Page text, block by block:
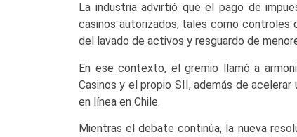
La industria advirtió que el pago de
casinos autorizados, tales como controles
del lavado de activos y resguardo de
En ese contexto, el gremio llamó a
Casinos y el propio SII, además de
en línea en Chile.
Mientras el debate continúa, la nueva